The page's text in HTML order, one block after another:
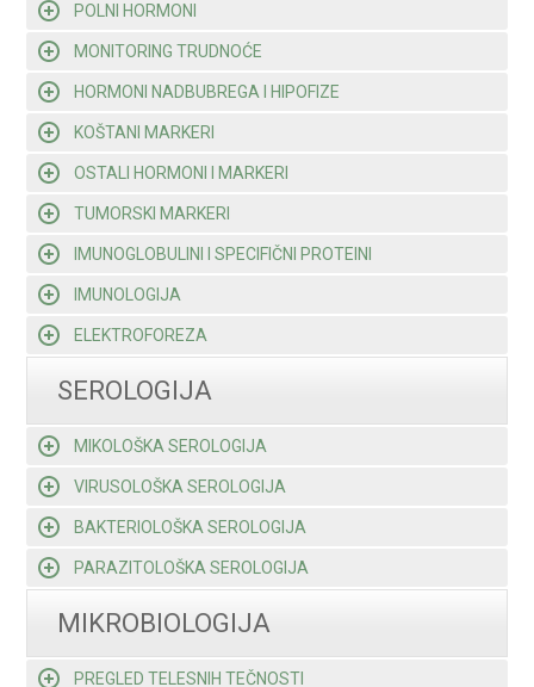
POLNI HORMONI
MONITORING TRUDNOĆE
HORMONI NADBUBREGA I HIPOFIZE
KOŠTANI MARKERI
OSTALI HORMONI I MARKERI
TUMORSKI MARKERI
IMUNOGLOBULINI I SPECIFIČNI PROTEINI
IMUNOLOGIJA
ELEKTROFOREZA
SEROLOGIJA
MIKOLOŠKA SEROLOGIJA
VIRUSOLOŠKA SEROLOGIJA
BAKTERIOLOŠKA SEROLOGIJA
PARAZITOLOŠKA SEROLOGIJA
MIKROBIOLOGIJA
PREGLED TELESNIH TEČNOSTI